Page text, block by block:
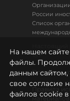
России
Список
18+
Политика
Правила
материалов
На нашем
файлы.
данным
свое согласие
файлов cookie в